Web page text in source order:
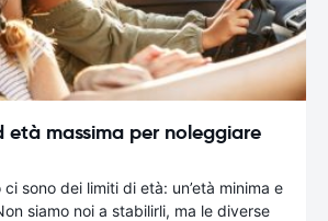
età massima per noleggiare
sono dei limiti di età: un’età minima e
siamo noi a stabilirli, ma le diverse